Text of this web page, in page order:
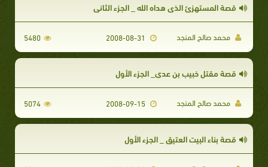
قصة المستهزئ الذى هداه الله _ الجزء الثاني
محمد صالح المنجد 5480
قصة مقتل خبيب بن عدي_ الجزء الأول
محمد صالح المنجد 2008-09-15
5074
قصة بناء البيت العتيق _ الجزء الأول